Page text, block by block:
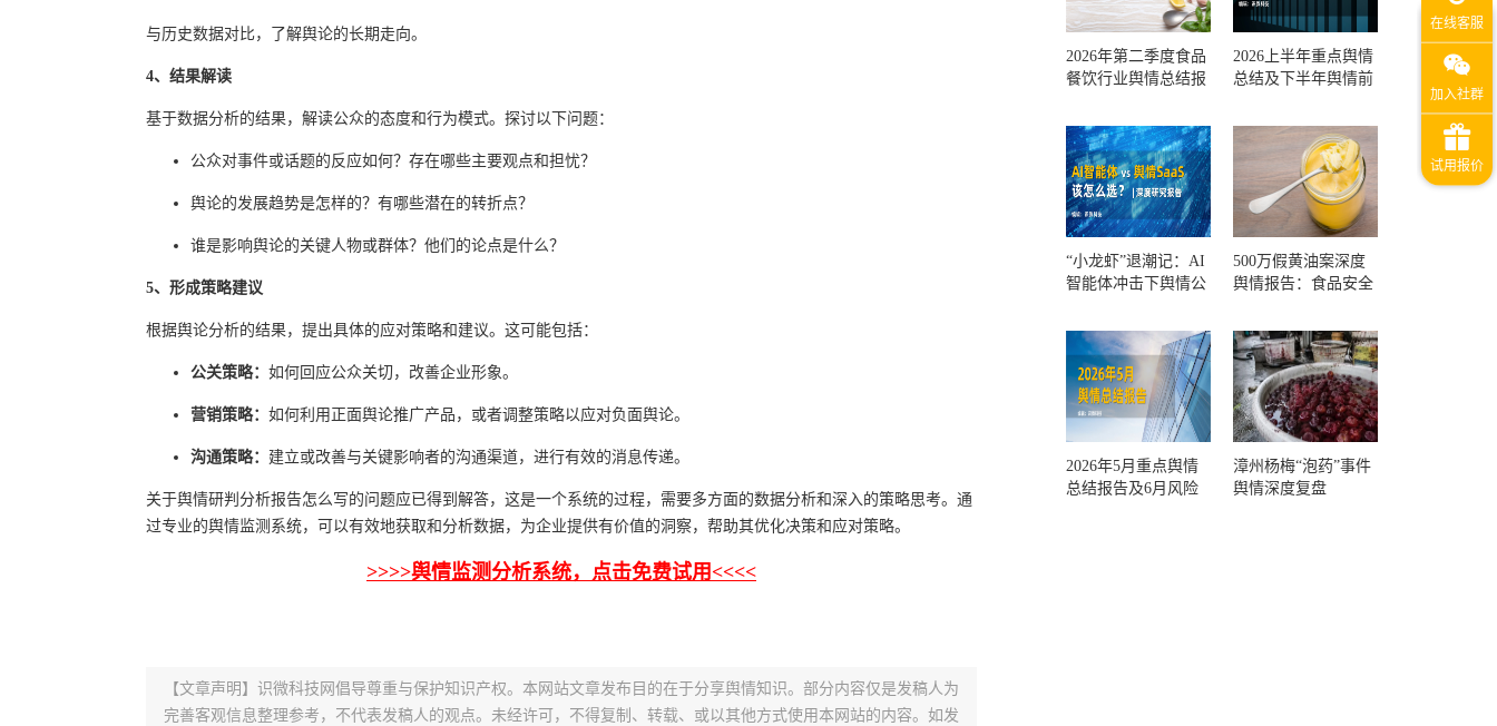
与历史数据对比，了解舆论的长期走向。
4、结果解读
基于数据分析的结果，解读公众的态度和行为模式。探讨以下问题：
公众对事件或话题的反应如何？存在哪些主要观点和担忧？
舆论的发展趋势是怎样的？有哪些潜在的转折点？
谁是影响舆论的关键人物或群体？他们的论点是什么？
5、形成策略建议
根据舆论分析的结果，提出具体的应对策略和建议。这可能包括：
公关策略： 如何回应公众关切，改善企业形象。
营销策略： 如何利用正面舆论推广产品，或者调整策略以应对负面舆论。
沟通策略： 建立或改善与关键影响者的沟通渠道，进行有效的消息传递。
关于舆情研判分析报告怎么写的问题应已得到解答，这是一个系统的过程，需要多方面的数据分析和深入的策略思考。通
过专业的舆情监测系统，可以有效地获取和分析数据，为企业提供有价值的洞察，帮助其优化决策和应对策略。
>>>>舆情监测分析系统，点击免费试用<<<<
【文章声明】识微科技网倡导尊重与保护知识产权。本网站文章发布目的在于分享舆情知识。部分内容仅是发稿人为
完善客观信息整理参考，不代表发稿人的观点。未经许可，不得复制、转载、或以其他方式使用本网站的内容。如发
2026年第二季度食品
餐饮行业舆情总结报
测
2026上半年重点舆情
总结及下半年舆情前
“小龙虾”退潮记：AI
智能体冲击下舆情公
500万假黄油案深度
舆情报告：食品安全
一环？
2026年5月重点舆情
总结报告及6月风险
漳州杨梅“泡药”事件
舆情深度复盘